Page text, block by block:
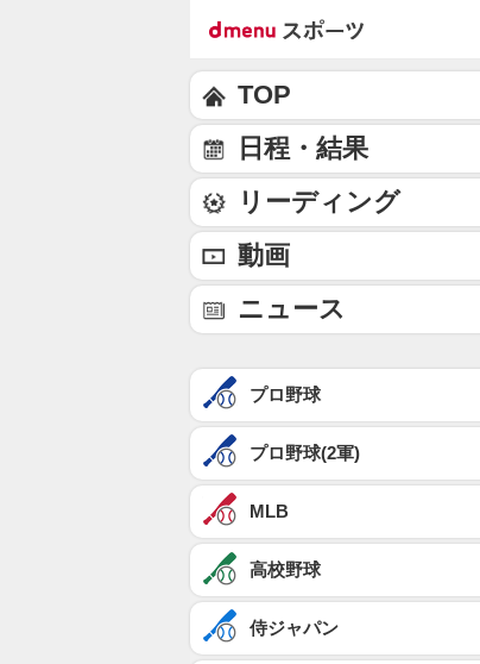
TOP
日程・結果
リーディング
動画
ニュース
プロ野球
プロ野球(2軍)
MLB
高校野球
侍ジャパン